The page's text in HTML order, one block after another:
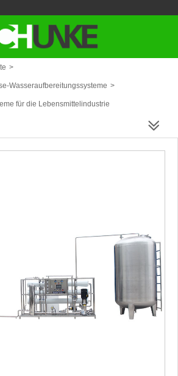
>
Wasseraufbereitungssysteme >
für die Lebensmittelindustrie